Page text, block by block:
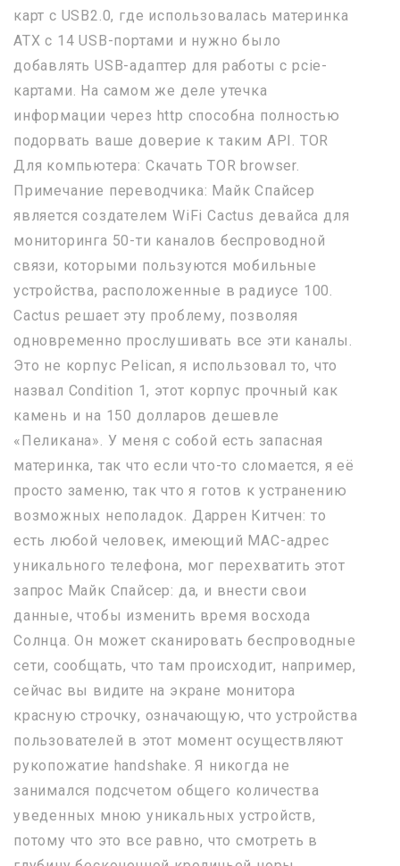
карт с USB2.0, где использовалась материнка
ATX с 14 USB-портами и нужно было
добавлять USB-адаптер для работы с pcie-
картами. На самом же деле утечка
информации через http способна полностью
подорвать ваше доверие к таким API. TOR
Для компьютера: Скачать TOR browser.
Примечание переводчика: Майк Спайсер
является создателем WiFi Cactus девайса для
мониторинга 50-ти каналов беспроводной
связи, которыми пользуются мобильные
устройства, расположенные в радиусе 100.
Cactus решает эту проблему, позволяя
одновременно прослушивать все эти каналы.
Это не корпус Pelican, я использовал то, что
назвал Condition 1, этот корпус прочный как
камень и на 150 долларов дешевле
«Пеликана». У меня с собой есть запасная
материнка, так что если что-то сломается, я её
просто заменю, так что я готов к устранению
возможных неполадок. Даррен Китчен: то
есть любой человек, имеющий MAC-адрес
уникального телефона, мог перехватить этот
запрос Майк Спайсер: да, и внести свои
данные, чтобы изменить время восхода
Солнца. Он может сканировать беспроводные
сети, сообщать, что там происходит, например,
сейчас вы видите на экране монитора
красную строчку, означающую, что устройства
пользователей в этот момент осуществляют
рукопожатие handshake. Я никогда не
занимался подсчетом общего количества
уведенных мною уникальных устройств,
потому что это все равно, что смотреть в